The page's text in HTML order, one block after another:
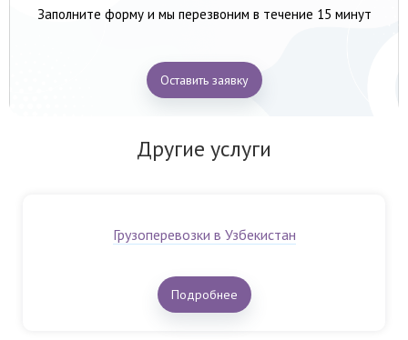
Заполните форму и мы перезвоним в течение 15 минут
Оставить заявку
Другие услуги
Грузоперевозки в Узбекистан
Подробнее